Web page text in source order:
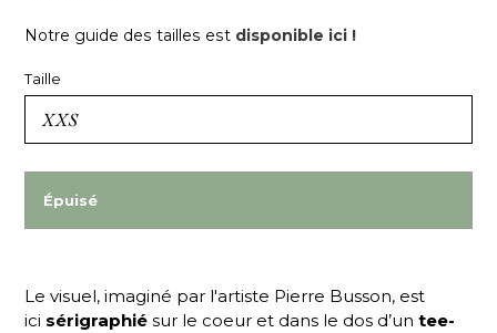
Notre guide des tailles est disponible ici !
Taille
Épuisé
Le visuel, imaginé par l'artiste Pierre Busson, est
ici sérigraphié sur le coeur et dans le dos d’un tee-